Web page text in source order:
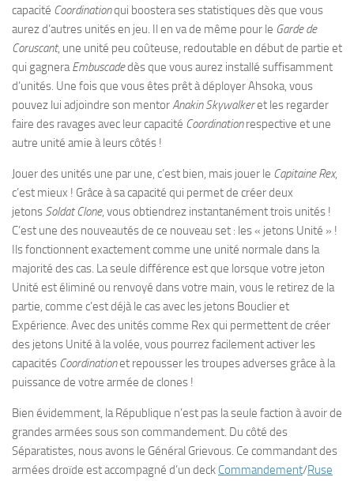
capacité Coordinationqui boostera ses statistiques dès que vous
aurez d’autres unités en jeu. Il en va de même pour le Garde de
Coruscant, une unité peu coûteuse, redoutable en début de partie et
qui gagneraEmbuscadedès que vous aurez installé suffisamment
d’unités. Une fois que vous êtes prêt à déployer Ahsoka, vous
pouvez lui adjoindre son mentorAnakin Skywalkeret les regarder
faire des ravages avec leur capacité Coordinationrespective et une
autre unité amie à leurs côtés !
Jouer des unités une par une, c’est bien, mais jouer le Capitaine Rex,
c’est mieux ! Grâce à sa capacité qui permet de créer deux
jetons Soldat Clone, vous obtiendrez instantanément trois unités !
C’est une des nouveautés de ce nouveau set : les « jetons Unité » !
Ils fonctionnent exactement comme une unité normale dans la
majorité des cas. La seule différence est que lorsque votre jeton
Unité est éliminé ou renvoyé dans votre main, vous le retirez de la
partie, comme c’est déjà le cas avec les jetons Bouclier et
Expérience. Avec des unités comme Rex qui permettent de créer
des jetons Unité à la volée, vous pourrez facilement activer les
capacités Coordinationet repousser les troupes adverses grâce à la
puissance de votre armée de clones !
Bien évidemment, la République n’est pas la seule faction à avoir de
grandes armées sous son commandement. Du côté des
Séparatistes, nous avons le Général Grievous. Ce commandant des
armées droïde est accompagné d’un deck Commandement/Ruse